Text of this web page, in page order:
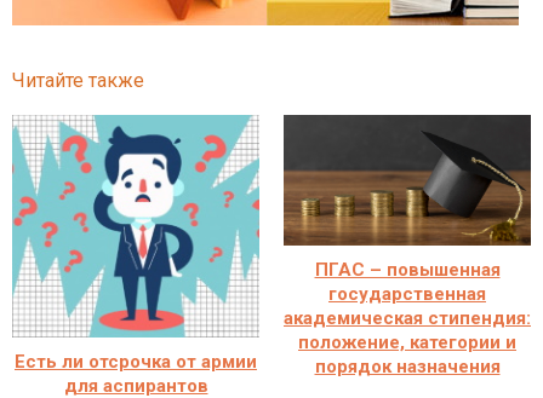
Читайте также
Есть ли отсрочка от армии
для аспирантов
ПГАС – повышенная
государственная
академическая стипендия:
положение, категории и
порядок назначения